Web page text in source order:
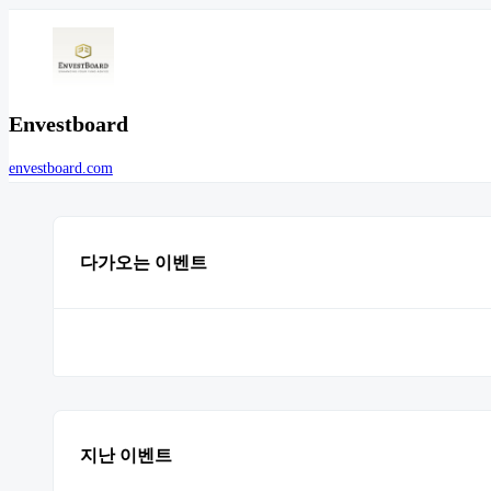
Envestboard
envestboard.com
다가오는 이벤트
지난 이벤트